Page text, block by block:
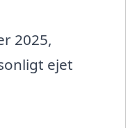
2025,
ejet